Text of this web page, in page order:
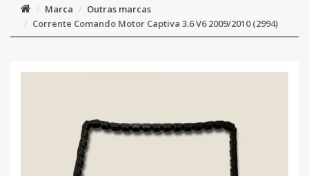
Marca
Outras marcas
Corrente Comando Motor Captiva 3.6 V6 2009/2010 (2994)